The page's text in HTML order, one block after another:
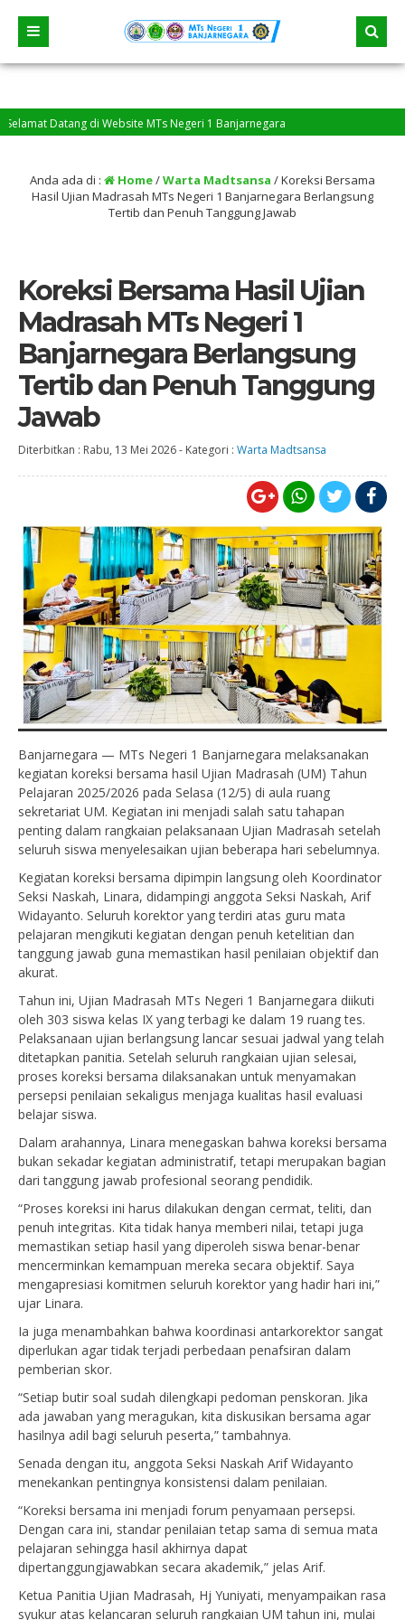
Datang di Website MTs Negeri 1 Banjarnegara
Anda ada di : Home/Warta Madtsansa /Koreksi Bersama
Hasil Ujian Madrasah MTs Negeri 1 Banjarnegara Berlangsung
Tertib dan Penuh Tanggung Jawab
Koreksi Bersama Hasil Ujian
Madrasah MTs Negeri 1
Banjarnegara Berlangsung
Tertib dan Penuh Tanggung
Jawab
Diterbitkan : Rabu, 13 Mei 2026- Kategori : Warta Madtsansa
Banjarnegara — MTs Negeri 1 Banjarnegara melaksanakan
kegiatan koreksi bersama hasil Ujian Madrasah (UM) Tahun
Pelajaran 2025/2026 pada Selasa (12/5) di aula ruang
sekretariat UM. Kegiatan ini menjadi salah satu tahapan
penting dalam rangkaian pelaksanaan Ujian Madrasah setelah
seluruh siswa menyelesaikan ujian beberapa hari sebelumnya.
Kegiatan koreksi bersama dipimpin langsung oleh Koordinator
Seksi Naskah, Linara, didampingi anggota Seksi Naskah, Arif
Widayanto. Seluruh korektor yang terdiri atas guru mata
pelajaran mengikuti kegiatan dengan penuh ketelitian dan
tanggung jawab guna memastikan hasil penilaian objektif dan
akurat.
Tahun ini, Ujian Madrasah MTs Negeri 1 Banjarnegara diikuti
oleh 303 siswa kelas IX yang terbagi ke dalam 19 ruang tes.
Pelaksanaan ujian berlangsung lancar sesuai jadwal yang telah
ditetapkan panitia. Setelah seluruh rangkaian ujian selesai,
proses koreksi bersama dilaksanakan untuk menyamakan
persepsi penilaian sekaligus menjaga kualitas hasil evaluasi
belajar siswa.
Dalam arahannya, Linara menegaskan bahwa koreksi bersama
bukan sekadar kegiatan administratif, tetapi merupakan bagian
dari tanggung jawab profesional seorang pendidik.
“Proses koreksi ini harus dilakukan dengan cermat, teliti, dan
penuh integritas. Kita tidak hanya memberi nilai, tetapi juga
memastikan setiap hasil yang diperoleh siswa benar-benar
mencerminkan kemampuan mereka secara objektif. Saya
mengapresiasi komitmen seluruh korektor yang hadir hari ini,”
ujar Linara.
Ia juga menambahkan bahwa koordinasi antarkorektor sangat
diperlukan agar tidak terjadi perbedaan penafsiran dalam
pemberian skor.
“Setiap butir soal sudah dilengkapi pedoman penskoran. Jika
ada jawaban yang meragukan, kita diskusikan bersama agar
hasilnya adil bagi seluruh peserta,” tambahnya.
Senada dengan itu, anggota Seksi Naskah Arif Widayanto
menekankan pentingnya konsistensi dalam penilaian.
“Koreksi bersama ini menjadi forum penyamaan persepsi.
Dengan cara ini, standar penilaian tetap sama di semua mata
pelajaran sehingga hasil akhirnya dapat
dipertanggungjawabkan secara akademik,” jelas Arif.
Ketua Panitia Ujian Madrasah, Hj Yuniyati, menyampaikan rasa
syukur atas kelancaran seluruh rangkaian UM tahun ini, mulai